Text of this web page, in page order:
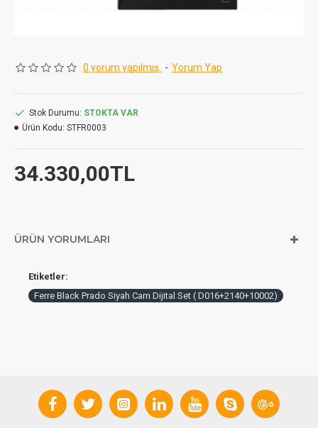
0 yorum yapılmış. - Yorum Yap
34.330,00TL
Stok Durumu: STOKTA VAR
Ürün Kodu: STFR0003
ÜRÜN YORUMLARI
Etiketler:
Ferre Black Prado Siyah Cam Dijital Set ( D016+2140+10002)